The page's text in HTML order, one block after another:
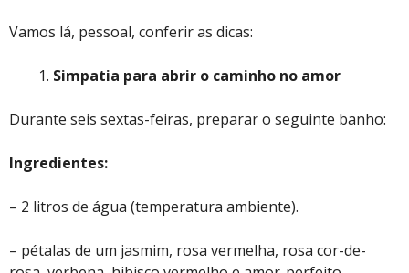
Vamos lá, pessoal, conferir as dicas:
Simpatia para abrir o caminho no amor
Durante seis sextas-feiras, preparar o seguinte banho:
Ingredientes:
– 2 litros de água (temperatura ambiente).
– pétalas de um jasmim, rosa vermelha, rosa cor-de-